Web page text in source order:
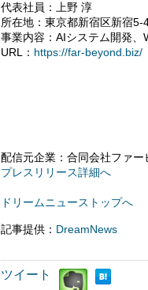
代表社員：上野 淳
所在地：東京都新宿区新宿5-
事業内容：AIシステム開発
URL： https://far-beyond.biz/
配信元企業：合同会社ファー
プレスリリース詳細へ
ドリームニューストップへ
記事提供： DreamNews
ツイート